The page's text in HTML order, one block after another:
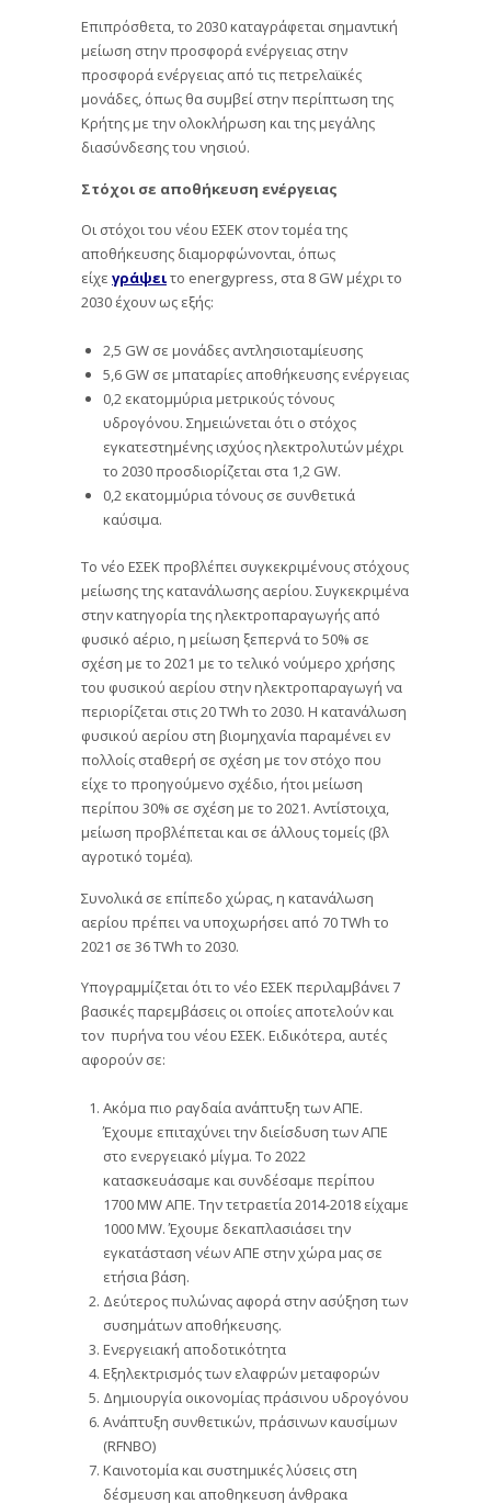
Επιπρόσθετα, το 2030 καταγράφεται σημαντική
μείωση στην προσφορά ενέργειας στην
προσφορά ενέργειας από τις πετρελαϊκές
μονάδες, όπως θα συμβεί στην περίπτωση της
Κρήτης με την ολοκλήρωση και της μεγάλης
διασύνδεσης του νησιού.
Στόχοι σε αποθήκευση ενέργειας
Οι στόχοι του νέου ΕΣΕΚ στον τομέα της
αποθήκευσης διαμορφώνονται, όπως
είχε γράψειτο energypress, στα 8 GW μέχρι το
2030 έχουν ως εξής:
2,5 GW σε μονάδες αντλησιοταμίευσης
5,6 GW σε μπαταρίες αποθήκευσης ενέργειας
0,2 εκατομμύρια μετρικούς τόνους
υδρογόνου. Σημειώνεται ότι ο στόχος
εγκατεστημένης ισχύος ηλεκτρολυτών μέχρι
το 2030 προσδιορίζεται στα 1,2 GW.
0,2 εκατομμύρια τόνους σε συνθετικά
καύσιμα.
Το νέο ΕΣΕΚ προβλέπει συγκεκριμένους στόχους
μείωσης της κατανάλωσης αερίου. Συγκεκριμένα
στην κατηγορία της ηλεκτροπαραγωγής από
φυσικό αέριο, η μείωση ξεπερνά το 50% σε
σχέση με το 2021 με το τελικό νούμερο χρήσης
του φυσικού αερίου στην ηλεκτροπαραγωγή να
περιορίζεται στις 20 TWh το 2030. Η κατανάλωση
φυσικού αερίου στη βιομηχανία παραμένει εν
πολλοίς σταθερή σε σχέση με τον στόχο που
είχε το προηγούμενο σχέδιο, ήτοι μείωση
περίπου 30% σε σχέση με το 2021. Αντίστοιχα,
μείωση προβλέπεται και σε άλλους τομείς (βλ
αγροτικό τομέα).
Συνολικά σε επίπεδο χώρας, η κατανάλωση
αερίου πρέπει να υποχωρήσει από 70 TWh το
2021 σε 36 TWh το 2030.
Υπογραμμίζεται ότι το νέο ΕΣΕΚ περιλαμβάνει 7
βασικές παρεμβάσεις οι οποίες αποτελούν και
τον πυρήνα του νέου ΕΣΕΚ. Ειδικότερα, αυτές
αφορούν σε:
Ακόμα πιο ραγδαία ανάπτυξη των ΑΠΕ.
Έχουμε επιταχύνει την διείσδυση των ΑΠΕ
στο ενεργειακό μίγμα. Το 2022
κατασκευάσαμε και συνδέσαμε περίπου
1700 MW ΑΠΕ. Την τετραετία 2014-2018 είχαμε
1000 MW. Έχουμε δεκαπλασιάσει την
εγκατάσταση νέων ΑΠΕ στην χώρα μας σε
ετήσια βάση.
Δεύτερος πυλώνας αφορά στην ασύξηση των
συσημάτων αποθήκευσης.
Ενεργειακή αποδοτικότητα
Εξηλεκτρισμός των ελαφρών μεταφορών
Δημιουργία οικονομίας πράσινου υδρογόνου
Ανάπτυξη συνθετικών, πράσινων καυσίμων
(RFNBO)
Καινοτομία και συστημικές λύσεις στη
δέσμευση και αποθηκευση άνθρακα